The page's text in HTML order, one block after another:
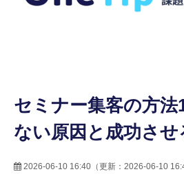
料金プラン
セミナー
セミナー集客の方法
ない原因と成功させ
2026-06-10 16:40 （更新： 2026-06-10